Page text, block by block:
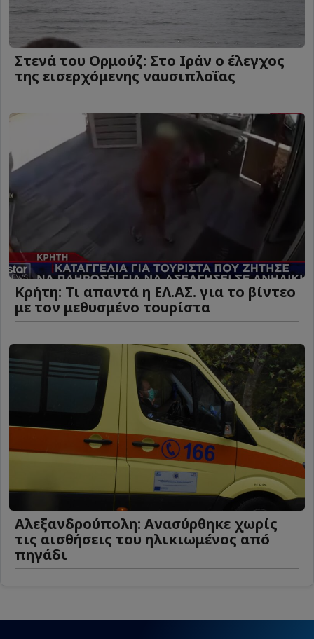
Στενά του Ορμούζ: Στο Ιράν ο έλεγχος
της εισερχόμενης ναυσιπλοΐας
Κρήτη: Τι απαντά η ΕΛ.ΑΣ. για το βίντεο
με τον μεθυσμένο τουρίστα
Αλεξανδρούπολη: Ανασύρθηκε χωρίς
τις αισθήσεις του ηλικιωμένος από
πηγάδι